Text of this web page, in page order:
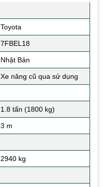
Toyota
7FBEL18
Nhật Bản
Xe nâng cũ qua sử dụng
1.8 tấn (1800 kg)
3 m
2940 kg